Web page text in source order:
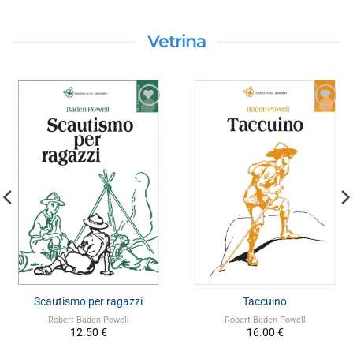
Vetrina
San Francesco d’Assisi
Michela Serangeli
12.00 €
Orsa Maggiore. Una storia
di servizio, una storia vera
AA.VV.